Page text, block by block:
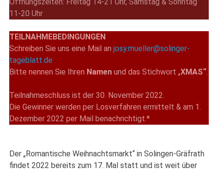
11-20 Uhr
TEILNAHMEBEDINGUNGEN
Schreiben Sie uns eine Mail anjosy.mueller@solinger-
tageblatt.de
Bitte nennen Sie Ihren Namen und das Stichwort „XMAS“
Teilnahmeschluss ist der 30. November 2022.
Die Gewinner werden per Losverfahren ermittelt & am 1.
Dezember 2022 per Mail benachrichtigt.*
Der „Romantische Weihnachtsmarkt“ in Solingen-Gräfrath
findet 2022 bereits zum 17. Mal statt und ist weit über